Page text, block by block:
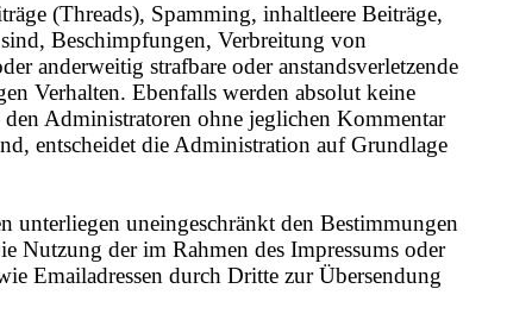
(Threads), Spamming, inhaltleere Beiträge,
Beschimpfungen, Verbreitung von
anderweitig strafbare oder anstandsverletzende
Verhalten. Ebenfalls werden absolut keine
Administratoren ohne jeglichen Kommentar
entscheidet die Administration auf Grundlage
unterliegen uneingeschränkt den Bestimmungen
Nutzung der im Rahmen des Impressums oder
Emailadressen durch Dritte zur Übersendung